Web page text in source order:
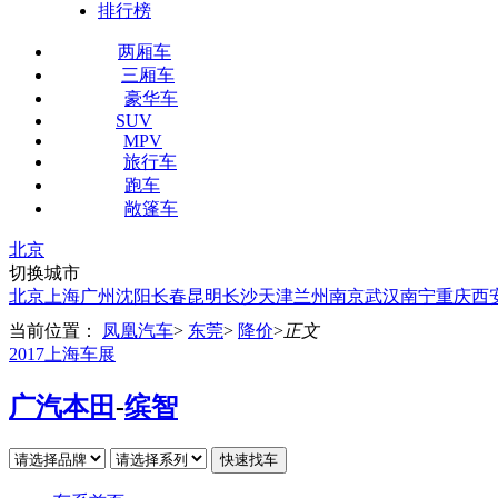
排行榜
两厢车
三厢车
豪华车
SUV
MPV
旅行车
跑车
敞篷车
北京
切换城市
北京 上海广州沈阳长春昆明长沙天津兰州南京武汉南宁重庆西
当前位置：
凤凰汽车> 东莞> 降价>正文
2017上海车展
广汽本田-缤智